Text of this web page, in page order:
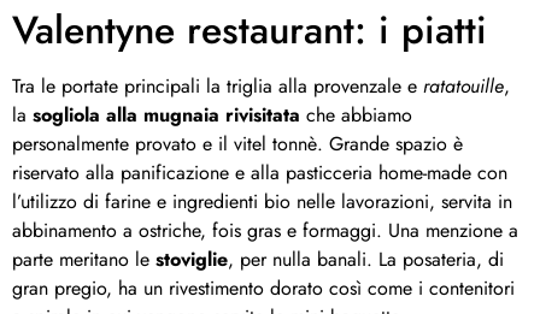
Valentyne restaurant: i piatti
Tra le portate principali la triglia alla provenzale e ratatouille,
la sogliola alla mugnaia rivisitata che abbiamo
personalmente provato e il vitel tonnè. Grande spazio è
riservato alla panificazione e alla pasticceria home-made con
l’utilizzo di farine e ingredienti bio nelle lavorazioni, servita in
abbinamento a ostriche, fois gras e formaggi. Una menzione a
parte meritano le stoviglie, per nulla banali. La posateria, di
gran pregio, ha un rivestimento dorato così come i contenitori